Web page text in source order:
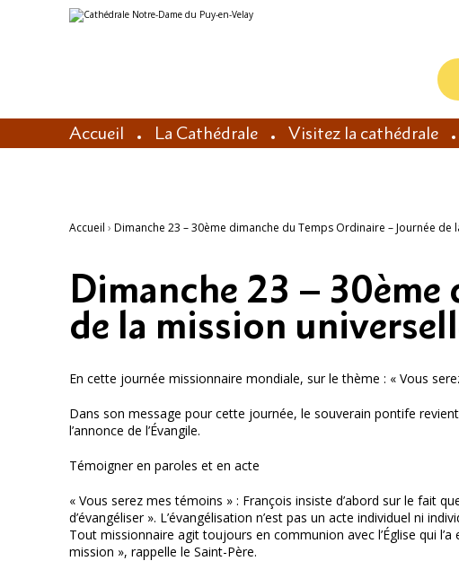
Aller
au
Outils
personnels
Accueil La Cathédrale Visitez la cathédrale
Accueil › Dimanche 23 – 30ème dimanche du Temps Ordinaire – Journée de
Dimanche 23 –
de la mission
En cette journée missionnaire mondiale, sur le thème : « Vous
Dans son message pour cette journée, le souverain pontife
l’annonce de l’Évangile.
Témoigner en paroles et en acte
« Vous serez mes témoins » : François insiste d’abord sur le fait
d’évangéliser ». L’évangélisation n’est pas un acte individuel ni
Tout missionnaire agit toujours en communion avec l’Église qui
mission », rappelle le Saint-Père.